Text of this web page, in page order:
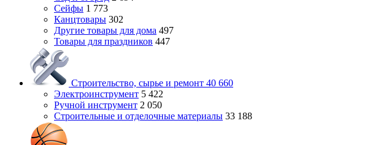
Сейфы 1 773
Канцтовары 302
Другие товары для дома 497
Товары для праздников 447
Строительство, сырье и ремонт 40 660
Электроинструмент 5 422
Ручной инструмент 2 050
Строительные и отделочные материалы 33 188